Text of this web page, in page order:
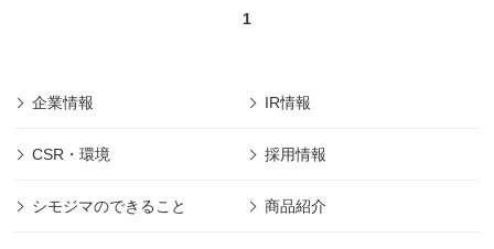
1
企業情報 IR情報
CSR・環境 採用情報
シモジマのできること 商品紹介